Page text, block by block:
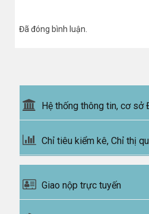
Đã đóng bình luận.
Hệ thống thông tin, cơ sở
Chỉ tiêu kiểm kê, Chỉ thị
Giao nộp trực tuyến